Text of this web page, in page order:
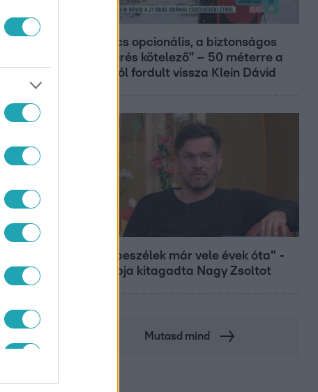
„A csúcs opcionális, a biztonságos
hazatérés kötelező” – 50 méterre a
csúcstól fordult vissza Klein Dávid
"Nem beszélek már vele évek óta" -
Édesapja kitagadta Nagy Zsoltot
Mutasd mind